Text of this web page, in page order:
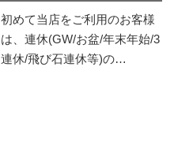
初めて当店をご利用のお客様
は、連休(GW/お盆/年末年始/3
連休/飛び石連休等)の…